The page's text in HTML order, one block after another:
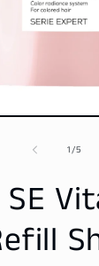
1/van
5
SE